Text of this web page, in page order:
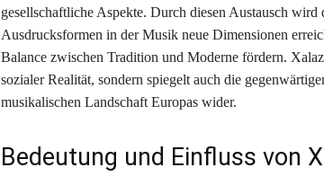
gesellschaftliche Aspekte. Durch diesen Austausch wird
Ausdrucksformen in der Musik neue Dimensionen
Balance zwischen Tradition und Moderne fördern.
sozialer Realität, sondern spiegelt auch die
musikalischen Landschaft Europas wider.
Bedeutung und Einfluss von